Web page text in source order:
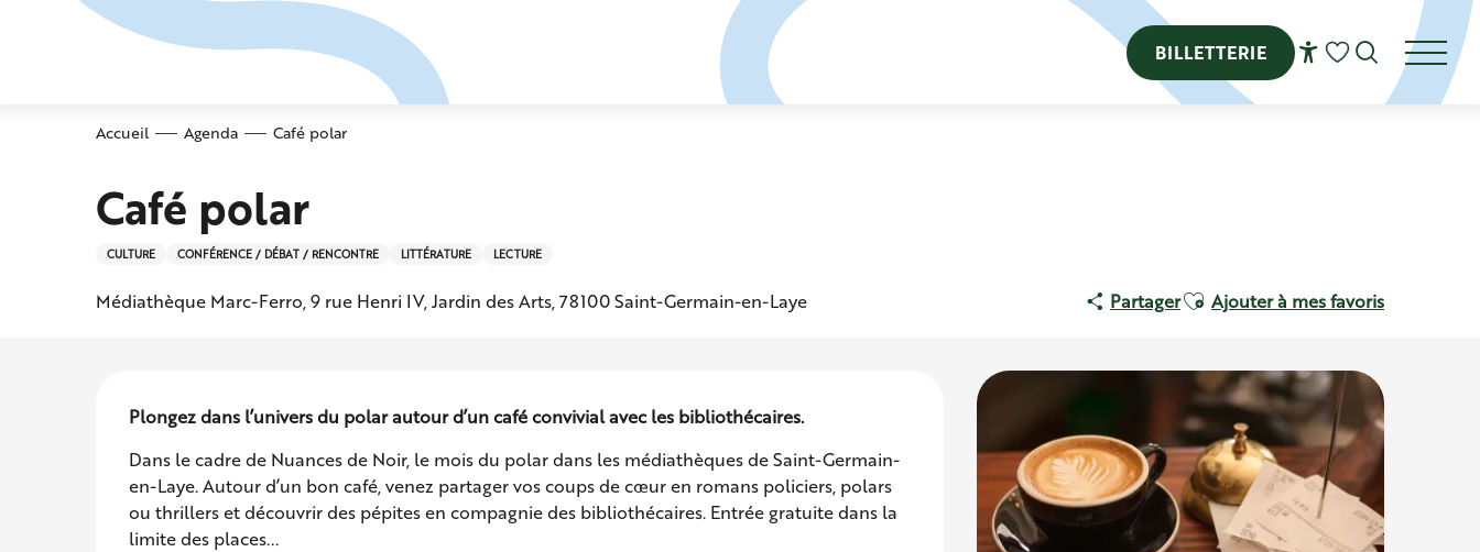
BILLETTERIE
Voir les favoris
Accueil Agenda Café polar
Café polar
CULTURE CONFÉRENCE / DÉBAT / RENCONTRE LITTÉRATURE LECTURE
Médiathèque Marc-Ferro, 9 rue Henri IV, Jardin des Arts, 78100 Saint-Germain-en-Laye PartagerAjouter aux favoris
Ajouter à mes favoris
Description
Plongez dans l’univers du polar autour d’un café convivial avec les bibliothécaires.
Dans le cadre de Nuances de Noir, le mois du polar dans les médiathèques de Saint-Germain-
en-Laye. Autour d’un bon café, venez partager vos coups de cœur en romans policiers, polars
ou thrillers et découvrir des pépites en compagnie des bibliothécaires. Entrée gratuite dans la
limite des places...